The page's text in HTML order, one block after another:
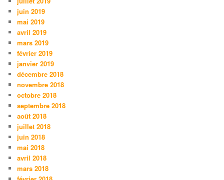
juin 2019
mai 2019
avril 2019
mars 2019
février 2019
janvier 2019
décembre 2018
novembre 2018
octobre 2018
septembre 2018
août 2018
juillet 2018
juin 2018
mai 2018
avril 2018
mars 2018